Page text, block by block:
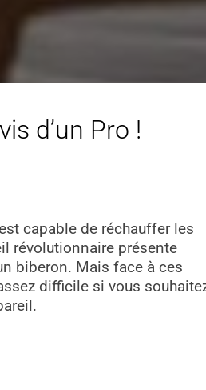
d’un Pro !
capable de réchauffer les
révolutionnaire présente
biberon. Mais face à ces
difficile si vous